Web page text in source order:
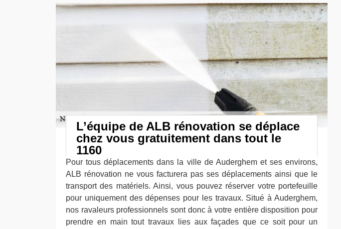
L’équipe de ALB rénovation se déplace
chez vous gratuitement dans tout le
1160
Pour tous déplacements dans la ville de Auderghem et ses environs,
ALB rénovation ne vous facturera pas ses déplacements ainsi que le
transport des matériels. Ainsi, vous pouvez réserver votre portefeuille
pour uniquement des dépenses pour les travaux. Situé à Auderghem,
nos ravaleurs professionnels sont donc à votre entière disposition pour
prendre en main tout travaux lies aux façades que ce soit pour un